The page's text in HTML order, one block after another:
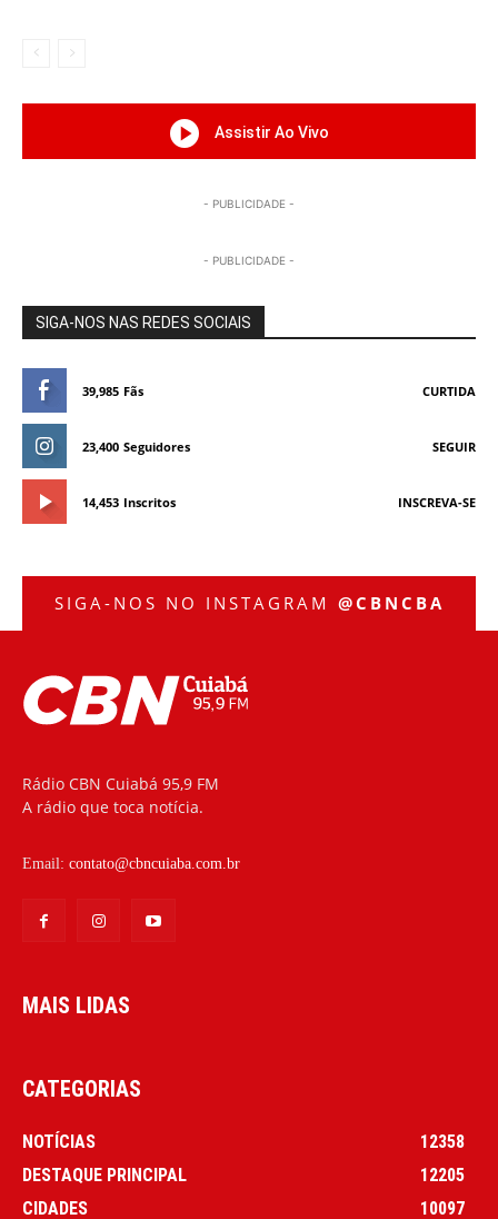
Assistir Ao Vivo
- PUBLICIDADE -
- PUBLICIDADE -
SIGA-NOS NAS REDES SOCIAIS
39,985 Fãs CURTIDA
23,400 Seguidores SEGUIR
14,453 Inscritos INSCREVA-SE
SIGA-NOS NO INSTAGRAM @CBNCBA
Rádio CBN Cuiabá 95,9 FM
A rádio que toca notícia.
Email: contato@cbncuiaba.com.br
MAIS LIDAS
CATEGORIAS
NOTÍCIAS
12358
DESTAQUE PRINCIPAL
12205
CIDADES
10097